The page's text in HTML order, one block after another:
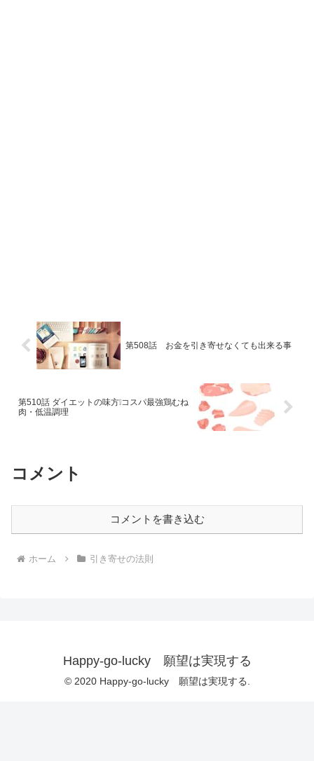
第508話 お金を引き寄せなくても出来る事
第510話 ダイエットの味方❕コスパ最強鶏むね
肉・低温調理
コメント
コメントを書き込む
ホーム 引き寄せの法則
Happy-go-lucky 願望は実現する
© 2020 Happy-go-lucky 願望は実現する.